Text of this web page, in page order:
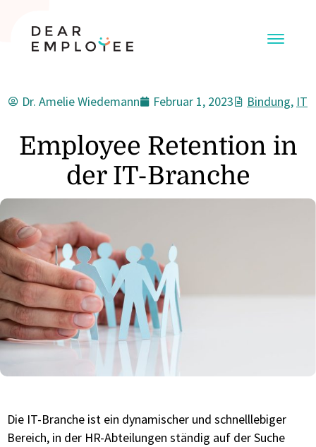
Dr. Amelie Wiedemann Februar 1, 2023 Bindung, IT
Employee Retention in
der IT-Branche
Die IT-Branche ist ein dynamischer und schnelllebiger
Bereich, in der HR-Abteilungen ständig auf der Suche